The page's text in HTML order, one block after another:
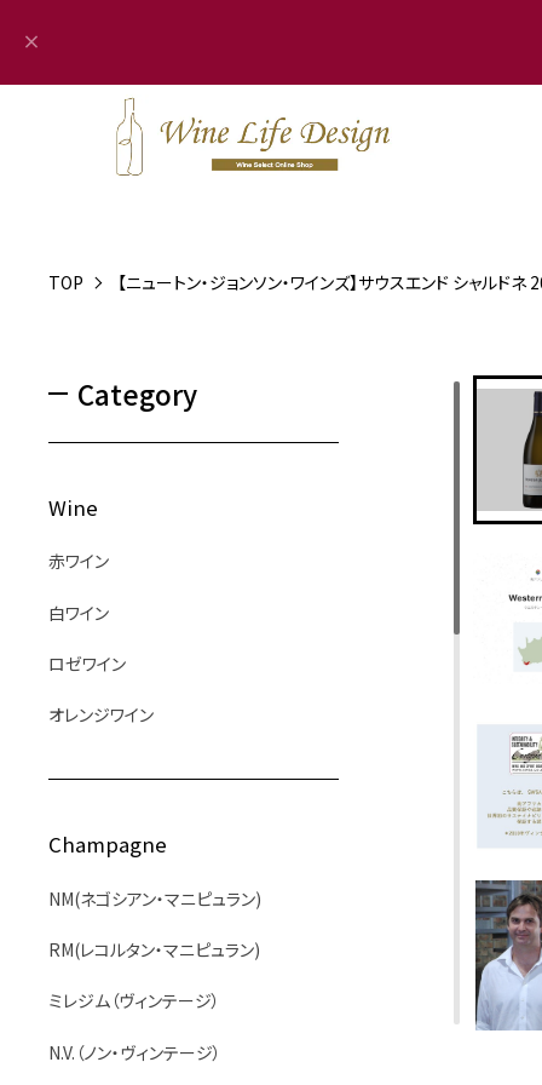
Category
Wine
赤ワイン
白ワイン
ロゼワイン
オレンジワイン
Champagne
NM(ネゴシアン・マニピュラン)
RM(レコルタン・マニピュラン)
ミレジム（ヴィンテージ）
N.V.（ノン・ヴィンテージ）
TOP 【ニュートン・ジョンソン・ワインズ】サウスエンド シャルドネ